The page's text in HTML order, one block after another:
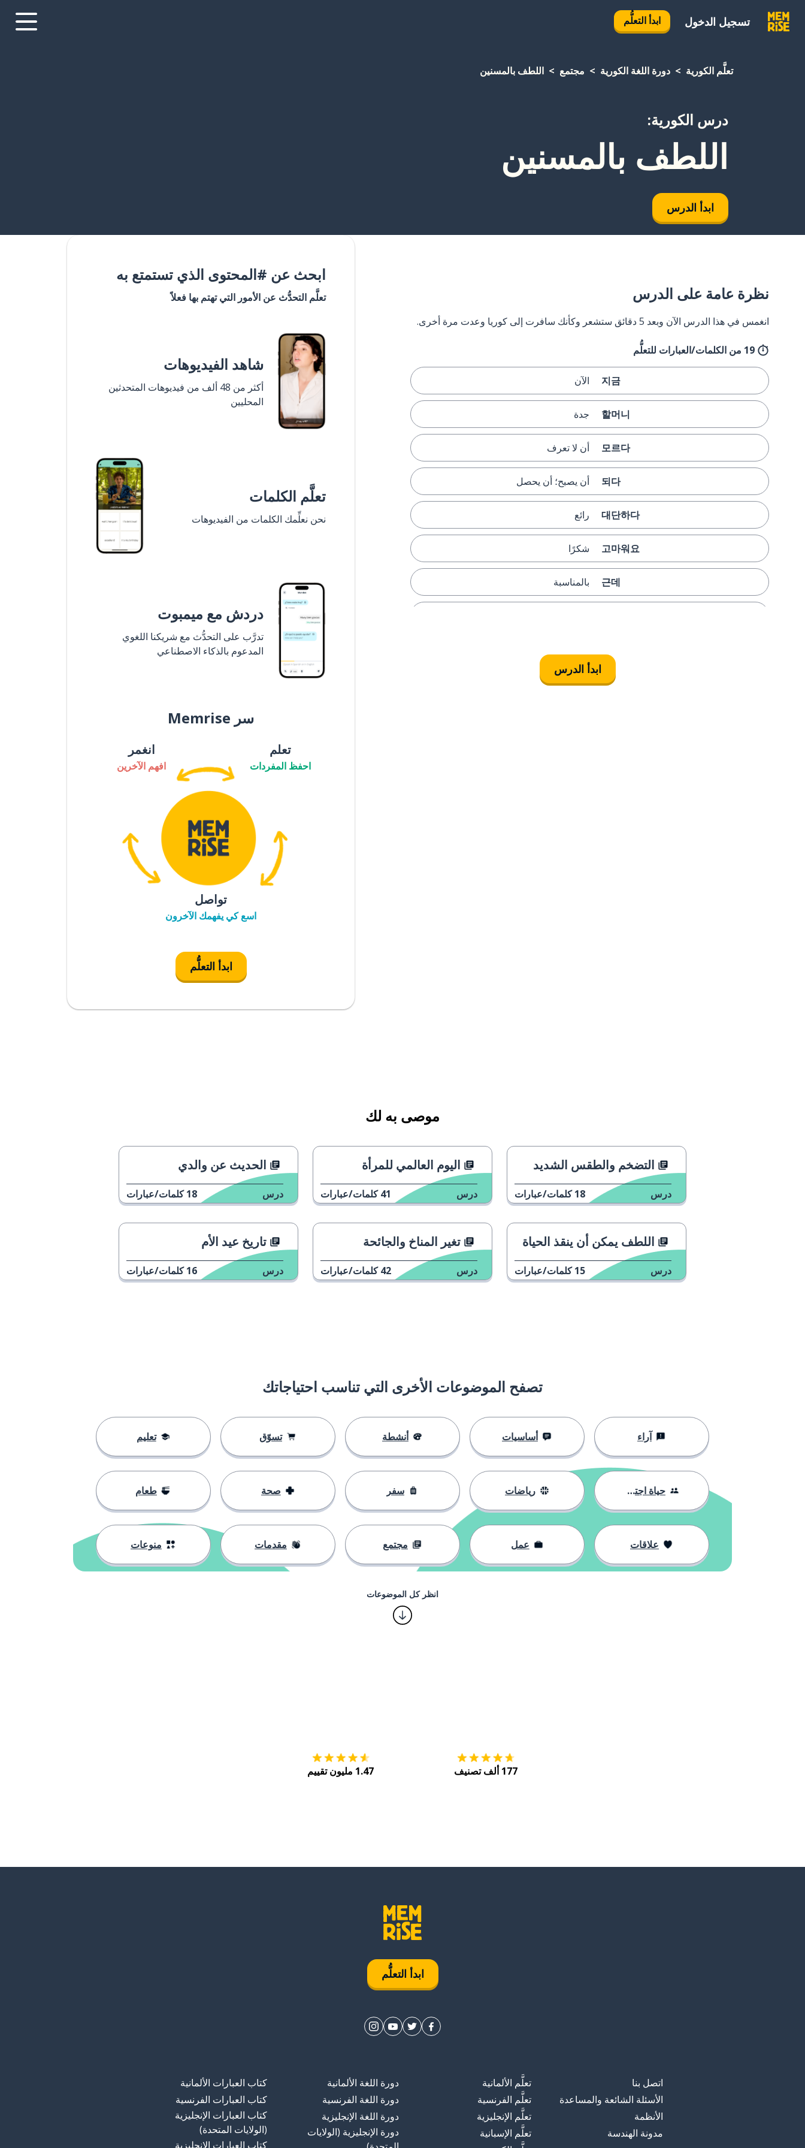
تسجيل الدخول ابدأ التعلُّم
تعلَّم الكورية دورة اللغة الكورية مجتمع اللطف بالمسنين
درس الكورية:
اللطف بالمسنين
ابدأ الدرس
نظرة عامة على الدرس
انغمس في هذا الدرس الآن وبعد 5 دقائق ستشعر وكأنك سافرت إلى كوريا وعدت مرة أخرى.
19 من الكلمات/العبارات للتعلُّم
지금 الآن
할머니 جدة
모르다 أن لا تعرف
되다 أن يصبح؛ أن يحصل
대단하다 رائع
고마워요 شكرًا
근데 بالمناسبة
얘기하다 يتحدث
ابدأ الدرس
ابحث عن #المحتوى الذي تستمتع به
تعلَّم التحدُّث عن الأمور التي تهتم بها فعلاً
شاهد الفيديوهات
أكثر من 48 ألف من فيديوهات المتحدثين
المحليين
تعلَّم الكلمات
نحن نعلِّمك الكلمات من الفيديوهات
دردش مع ميمبوت
تدرَّب على التحدُّث مع شريكنا اللغوي
المدعوم بالذكاء الاصطناعي
سر Memrise
تعلم
احفظ المفردات
انغمر
افهم الآخرين
تواصل
اسع كي يفهمك الآخرون
ابدأ التعلُّم
موصى به لك
التضخم والطقس الشديد
درس 18 كلمات/عبارات
اليوم العالمي للمرأة
درس 41 كلمات/عبارات
الحديث عن والدي
درس 18 كلمات/عبارات
اللطف يمكن أن ينقذ الحياة
درس 15 كلمات/عبارات
تغير المناخ والجائحة
درس 42 كلمات/عبارات
تاريخ عيد الأم
درس 16 كلمات/عبارات
تصفح الموضوعات الأخرى التي تناسب احتياجاتك
آراء أساسيات أنشطة تسوّق تعليم
حياة اجتماعية رياضات سفر صحة طعام
علاقات عمل مجتمع مقدمات منوعات
انظر كل الموضوعات
177 ألف تصنيف 1.47 مليون تقييم
ابدأ التعلُّم
اتصل بنا
الأسئلة الشائعة والمساعدة
الأنظمة
مدونة الهندسة
تعلَّم الألمانية
تعلَّم الفرنسية
تعلَّم الإنجليزية
تعلَّم الإسبانية
دورة اللغة الألمانية
دورة اللغة الفرنسية
دورة اللغة الإنجليزية
دورة الإنجليزية (الولايات
كتاب العبارات الألمانية
كتاب العبارات الفرنسية
كتاب العبارات الإنجليزية
(الولايات المتحدة)
كتاب العبارات الإنجليزية